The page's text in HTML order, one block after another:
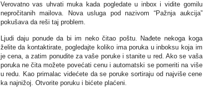
Verovatno vas uhvati muka kada pogledate u inbox i vidite gomilu
nepročitanih mailova. Nova usluga pod nazivom “Pažnja aukcija”
pokušava da reši taj problem.
Ljudi daju ponude da bi im neko čitao poštu. Nađete nekoga koga
želite da kontaktirate, pogledajte koliko ima poruka u inboksu koja im
je cena, a zatim ponudite za vaše poruke i stanite u red. Ako se vaša
poruka ne čita možete povećati cenu i automatski se pomeriti na više
u redu. Kao primalac videćete da se poruke sortiraju od najviše cene
ka najnižoj. Otvorite poruku i bićete plaćeni.